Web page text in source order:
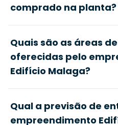
comprado na planta?
Quais são as áreas
oferecidas pelo
Edifício Malaga?
Qual a previsão de
empreendimento